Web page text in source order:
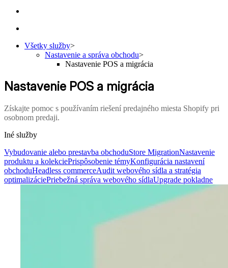
Všetky služby>
Nastavenie a správa obchodu>
Nastavenie POS a migrácia
Nastavenie POS a migrácia
Získajte pomoc s používaním riešení predajného miesta Shopify pri
osobnom predaji.
Iné služby
Vybudovanie alebo prestavba obchoduStore MigrationNastavenie
produktu a kolekciePrispôsobenie témyKonfigurácia nastavení
obchoduHeadless commerceAudit webového sídla a stratégia
optimalizáciePriebežná správa webového sídlaUpgrade pokladne